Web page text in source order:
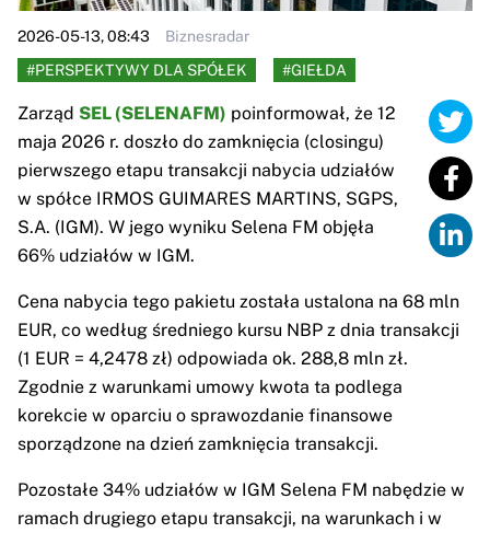
2026-05-13, 08:43
Biznesradar
#PERSPEKTYWY DLA SPÓŁEK
#GIEŁDA
Zarząd SEL (SELENAFM) poinformował, że 12
maja 2026 r. doszło do zamknięcia (closingu)
pierwszego etapu transakcji nabycia udziałów
w spółce IRMOS GUIMARES MARTINS, SGPS,
S.A. (IGM). W jego wyniku Selena FM objęła
66% udziałów w IGM.
Cena nabycia tego pakietu została ustalona na 68 mln
EUR, co według średniego kursu NBP z dnia transakcji
(1 EUR = 4,2478 zł) odpowiada ok. 288,8 mln zł.
Zgodnie z warunkami umowy kwota ta podlega
korekcie w oparciu o sprawozdanie finansowe
sporządzone na dzień zamknięcia transakcji.
Pozostałe 34% udziałów w IGM Selena FM nabędzie w
ramach drugiego etapu transakcji, na warunkach i w